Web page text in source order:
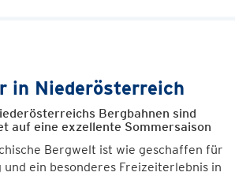
in Niederösterreich
Bergbahnen sind
auf eine exzellente Sommersaison
Bergwelt ist wie geschaffen für
und ein besonderes Freizeiterlebnis in